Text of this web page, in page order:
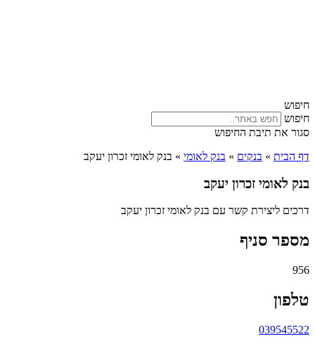
חיפוש
חיפוש
סגור את תיבת החיפוש
דף הבית » בנקים » בנק לאומי » בנק לאומי זכרון יעקב
בנק לאומי זכרון יעקב
דרכים ליצירת קשר עם בנק לאומי זכרון יעקב
מספר סניף
956
טלפון
039545522